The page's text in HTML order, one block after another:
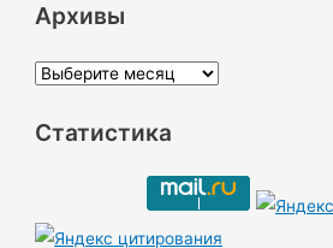
Архивы
А
х
ы
Статистика